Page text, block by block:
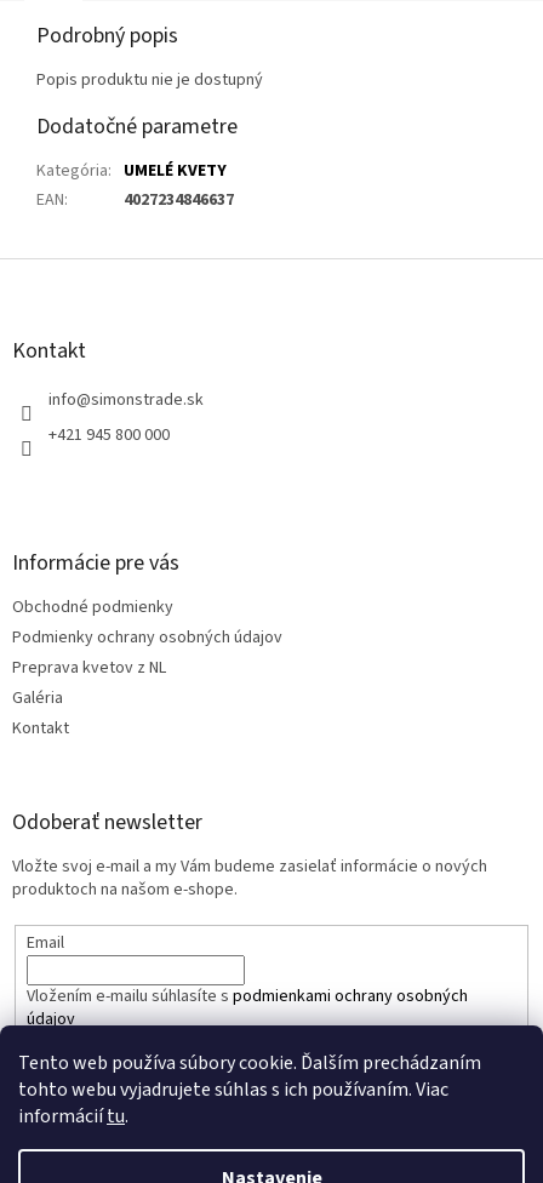
Tento web používa súbory cookie. Ďalším prechádzaním
tohto webu vyjadrujete súhlas s ich používaním. Viac
informáciítu.
Podrobný popis
Popis produktu nie je dostupný
Dodatočné parametre
Kategória: UMELÉ KVETY
EAN: 4027234846637
Z
Kontakt
info@simonstrade.sk
+421 945 800 000
Informácie pre vás
Obchodné podmienky
Podmienky ochrany osobných údajov
Preprava kvetov z NL
Galéria
Kontakt
Odoberať newsletter
Vložte svoj e-mail a my Vám budeme zasielať informácie o nových
produktoch na našom e-shope.
Email
Vložením e-mailu súhlasíte s podmienkami ochrany osobných
údajov
PRIHLÁSIŤ SA